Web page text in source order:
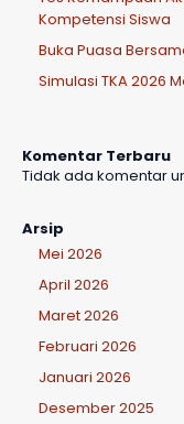
Kompetensi Siswa
Buka Puasa
Simulasi TKA 2026
Komentar Terbaru
Tidak ada komentar
Arsip
Mei 2026
April 2026
Maret 2026
Februari 2026
Januari 2026
Desember 2025